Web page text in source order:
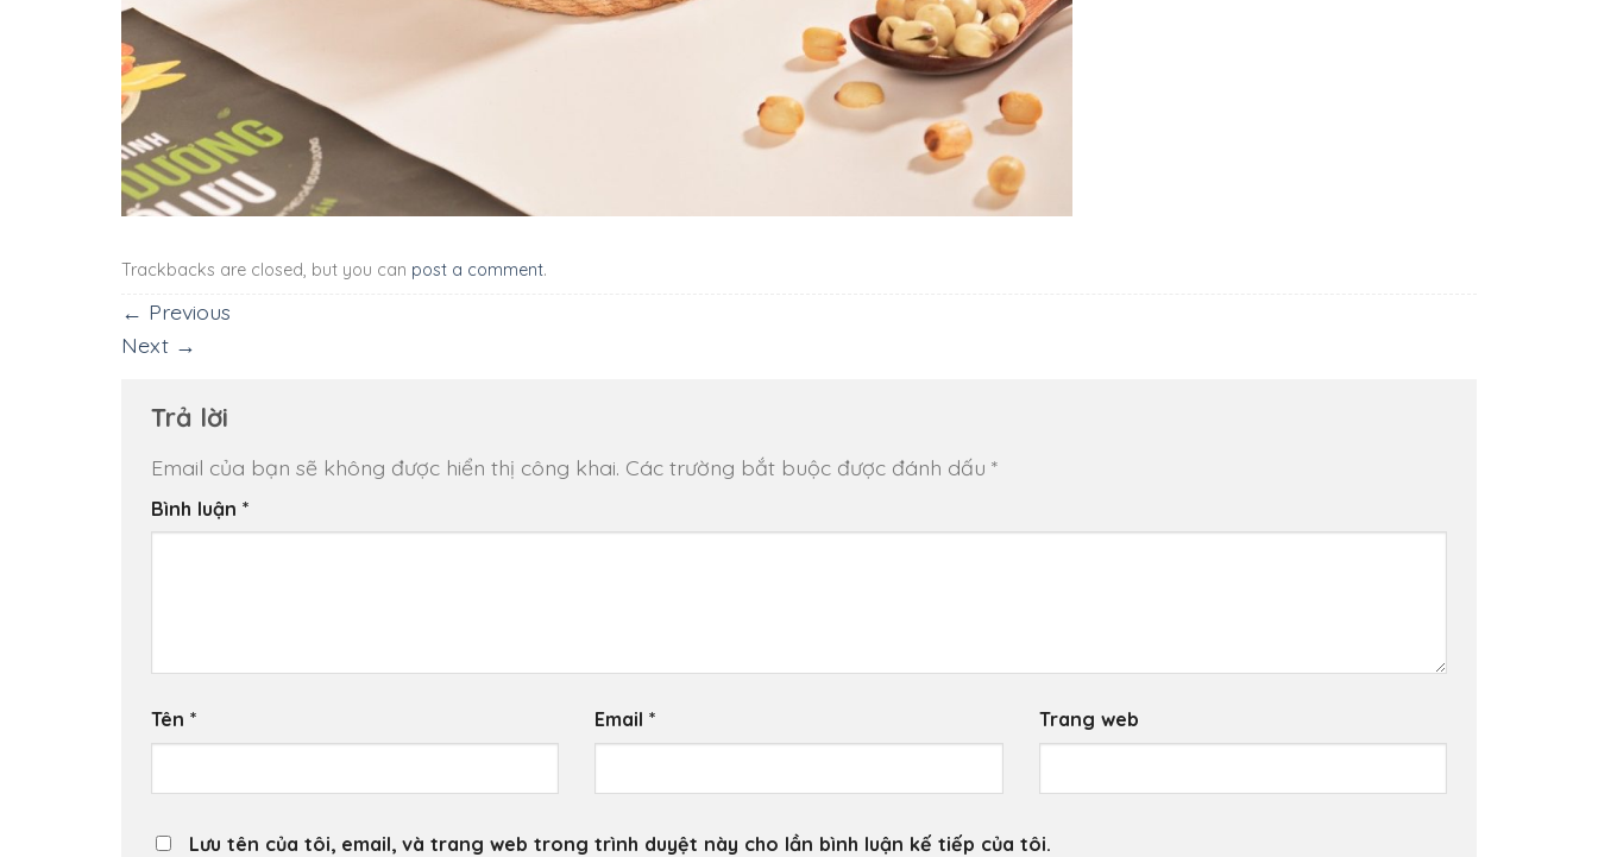
Trackbacks are closed, but you can post a comment.
← Previous
Next →
Trả lời
Email của bạn sẽ không được hiển thị công khai. Các trường bắt buộc được đánh dấu *
Bình luận *
Tên * Email* Trang web
Lưu tên của tôi, email, và trang web trong trình duyệt này cho lần bình luận kế tiếp của tôi.